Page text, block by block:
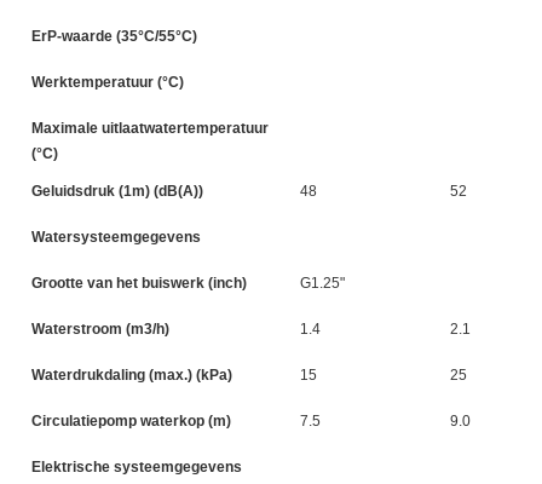
ErP-waarde (35°C/55°C)
Werktemperatuur (°C)
Maximale uitlaatwatertemperatuur
(°C)
Geluidsdruk (1m) (dB(A)) 48 52
Watersysteemgegevens
Grootte van het buiswerk (inch) G1.25"
Waterstroom (m3/h) 1.4 2.1
Waterdrukdaling (max.) (kPa) 15 25
Circulatiepomp waterkop (m) 7.5 9.0
Elektrische systeemgegevens